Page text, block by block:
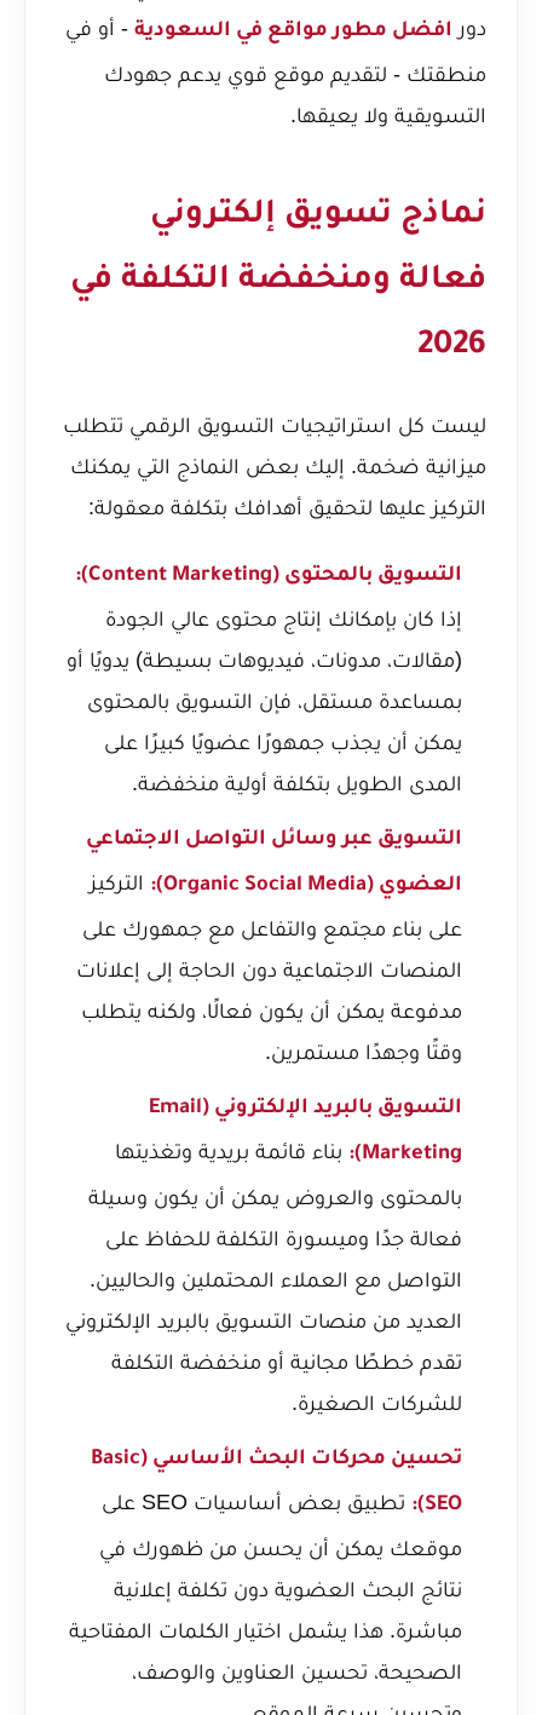
دور افضل مطور مواقع في السعودية - أو في
منطقتك - لتقديم موقع قوي يدعم جهودك
التسويقية ولا يعيقها.
نماذج تسويق إلكتروني
فعالة ومنخفضة التكلفة في
2026
ليست كل استراتيجيات التسويق الرقمي تتطلب
ميزانية ضخمة. إليك بعض النماذج التي يمكنك
التركيز عليها لتحقيق أهدافك بتكلفة معقولة:
التسويق بالمحتوى (Content Marketing):
إذا كان بإمكانك إنتاج محتوى عالي الجودة
(مقالات، مدونات، فيديوهات بسيطة) يدويًا أو
بمساعدة مستقل، فإن التسويق بالمحتوى
يمكن أن يجذب جمهورًا عضويًا كبيرًا على
المدى الطويل بتكلفة أولية منخفضة.
التسويق عبر وسائل التواصل الاجتماعي
العضوي (Organic Social Media):
التركيز
على بناء مجتمع والتفاعل مع جمهورك على
المنصات الاجتماعية دون الحاجة إلى إعلانات
مدفوعة يمكن أن يكون فعالًا، ولكنه يتطلب
وقتًا وجهدًا مستمرين.
التسويق بالبريد الإلكتروني (Email
Marketing):
بناء قائمة بريدية وتغذيتها
بالمحتوى والعروض يمكن أن يكون وسيلة
فعالة جدًا وميسورة التكلفة للحفاظ على
التواصل مع العملاء المحتملين والحاليين.
العديد من منصات التسويق بالبريد الإلكتروني
تقدم خططًا مجانية أو منخفضة التكلفة
للشركات الصغيرة.
تحسين محركات البحث الأساسي (Basic
SEO):
تطبيق بعض أساسيات SEO على
موقعك يمكن أن يحسن من ظهورك في
نتائج البحث العضوية دون تكلفة إعلانية
مباشرة. هذا يشمل اختيار الكلمات المفتاحية
الصحيحة، تحسين العناوين والوصف،